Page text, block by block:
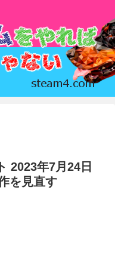
2023年7月24日
を見直す